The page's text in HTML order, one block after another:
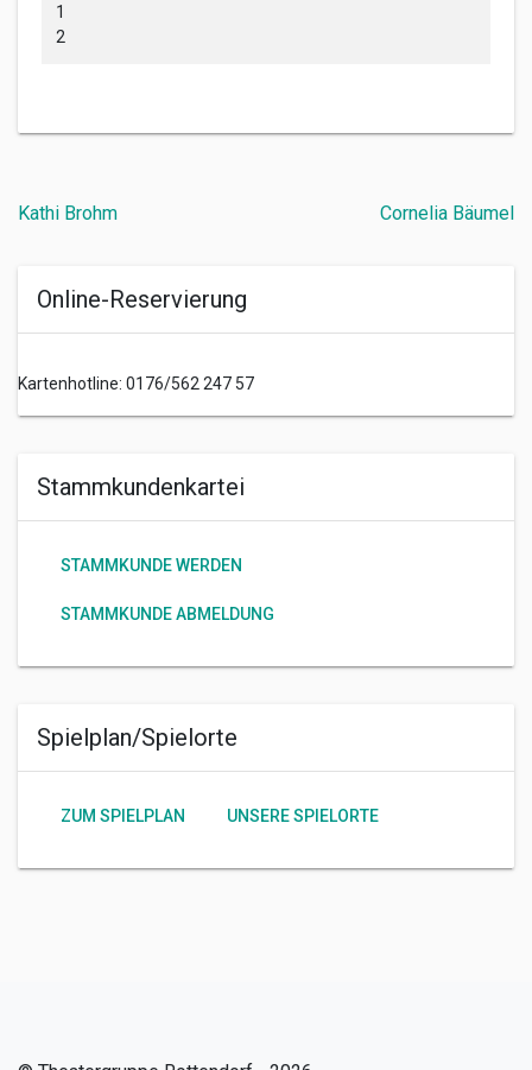
1
2
Beitragsnavigation
Kathi Brohm Cornelia Bäumel
Online-Reservierung
Kartenhotline: 0176/562 247 57
Stammkundenkartei
STAMMKUNDE WERDEN
STAMMKUNDE ABMELDUNG
Spielplan/Spielorte
ZUM SPIELPLAN UNSERE SPIELORTE